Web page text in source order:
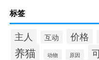
标签
主人 互动 价格
养猫 动物 原因